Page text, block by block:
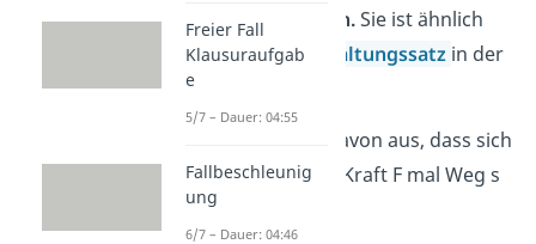
Mechanik
stoßen.Sie ist ähnlich
demEnergieerhaltungssatz in der
Physik.
Die Regel geht davon aus, dass sich
die Arbeit W aus Kraft F mal Weg s
zusammensetzt.
Freier Fall
Klausuraufgab
e
5/7 – Dauer: 04:55
Fallbeschleunig
ung
6/7 – Dauer: 04:46